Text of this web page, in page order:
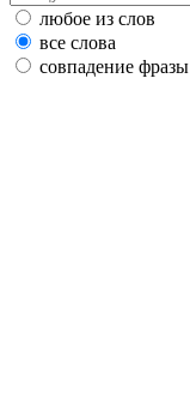
любое из слов
все слова
совпадение фразы